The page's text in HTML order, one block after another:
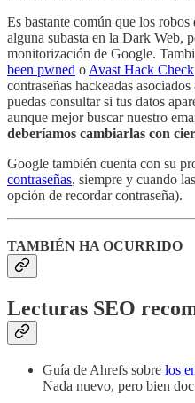
Es bastante común que los
alguna subasta en la Dark Web,
monitorización de Google.
been pwned o Avast Hack Check
contraseñas hackeadas
puedas consultar si tus datos
aunque mejor buscar nuestro
deberíamos cambiarlas con
Google también cuenta con su
contraseñas, siempre y cuando
opción de recordar contraseña).
TAMBIÉN HA OCURRIDO
Lecturas SEO
Guía de Ahrefs sobre los
Nada nuevo, pero bien